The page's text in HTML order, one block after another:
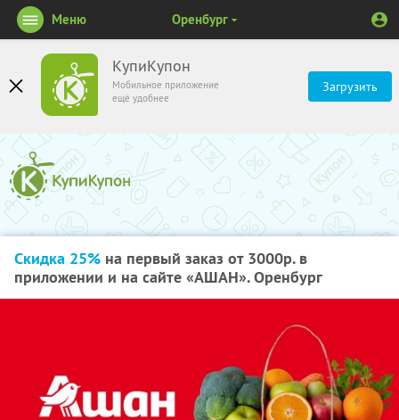
КупиКупон
Мобильное приложение
ещё удобнее
Загрузить
Меню Оренбург
Скидка 25% на первый заказ от 3000р. в
приложении и на сайте «АШАН». Оренбург